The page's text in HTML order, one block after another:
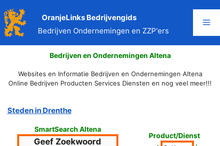
naar
de
inhoud
OranjeLinks Bedrijvengids
Bedrijven Ondernemingen en ZZP'ers
Bedrijven en Ondernemingen Altena
Websites en Informatie Bedrijven en Ondernemingen Altena
Online Bedrijven Producten Services Diensten en nog veel meer!!!
Steden in Drenthe
SmartSearch Altena
Product/Dienst